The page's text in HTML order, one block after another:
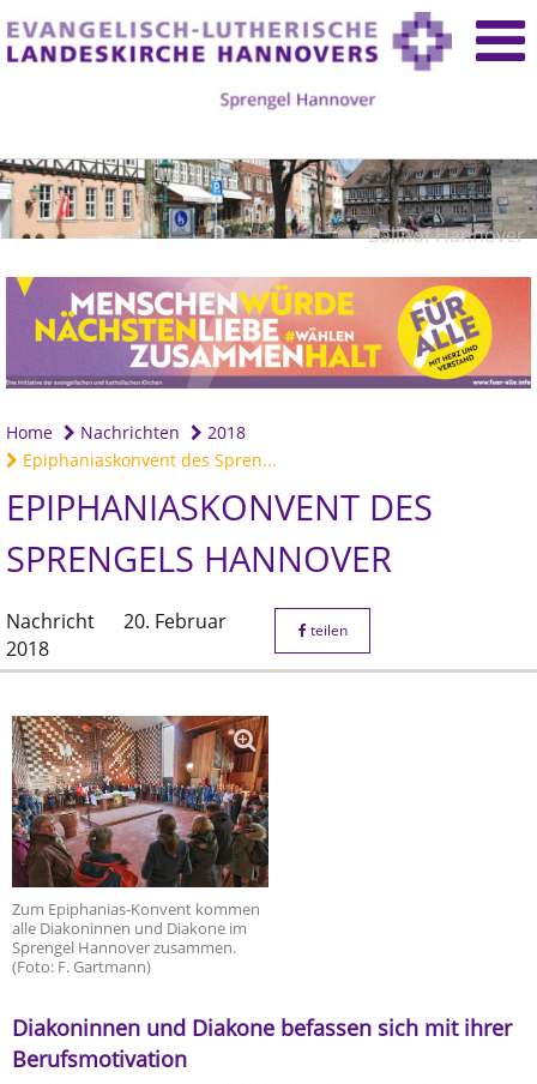
Ballhof Hannover
Home Nachrichten
2018
Epiphaniaskonvent des Spren...
EPIPHANIASKONVENT DES
SPRENGELS HANNOVER
Nachricht
20. Februar
2018
teilen
Zum Epiphanias-Konvent kommen
alle Diakoninnen und Diakone im
Sprengel Hannover zusammen.
(Foto: F. Gartmann)
Diakoninnen und Diakone befassen sich mit ihrer
Berufsmotivation